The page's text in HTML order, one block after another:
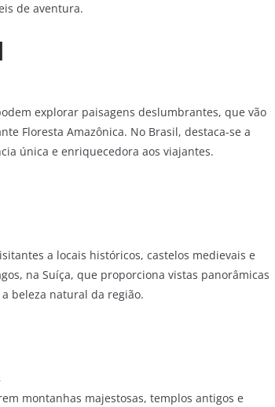
de aventura.
explorar paisagens deslumbrantes, que vão
Floresta Amazônica. No Brasil, destaca-se a
única e enriquecedora aos viajantes.
a locais históricos, castelos medievais e
na Suíça, que proporciona vistas panorâmicas
beleza natural da região.
montanhas majestosas, templos antigos e